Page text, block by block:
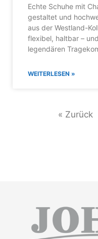
Echte Schuhe mit
gestaltet und
aus der Westland-
flexibel, haltbar –
legendären
WEITERLESEN »
« Zurück